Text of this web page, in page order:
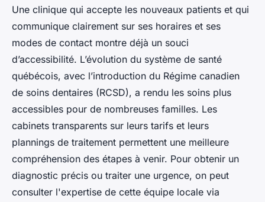
Une clinique qui accepte les nouveaux patients et qui
communique clairement sur ses horaires et ses
modes de contact montre déjà un souci
d’accessibilité. L’évolution du système de santé
québécois, avec l’introduction du Régime canadien
de soins dentaires (RCSD), a rendu les soins plus
accessibles pour de nombreuses familles. Les
cabinets transparents sur leurs tarifs et leurs
plannings de traitement permettent une meilleure
compréhension des étapes à venir. Pour obtenir un
diagnostic précis ou traiter une urgence, on peut
consulter l'expertise de cette équipe locale via